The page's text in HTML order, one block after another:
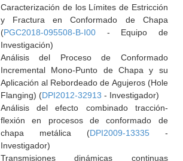
Caracterización de los Límites de Estricción
y Fractura en Conformado de Chapa
(PGC2018-095508-B-I00- Equipo de
Investigación)
Análisis del Proceso de Conformado
Incremental Mono-Punto de Chapa y su
Aplicación al Rebordeado de Agujeros (Hole
Flanging) (DPI2012-32913 - Investigador)
Análisis del efecto combinado tracción-
flexión en procesos de conformado de
chapa metálica (DPI2009-13335-
Investigador)
Transmisiones dinámicas continuas